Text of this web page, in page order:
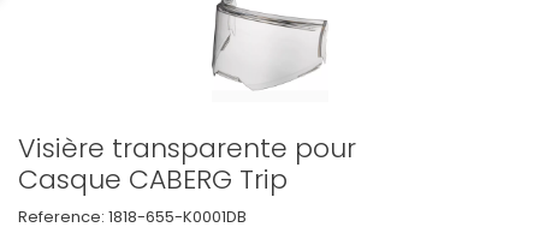
Visière transparente pour
Casque CABERG Trip
Reference: 1818-655-K0001DB